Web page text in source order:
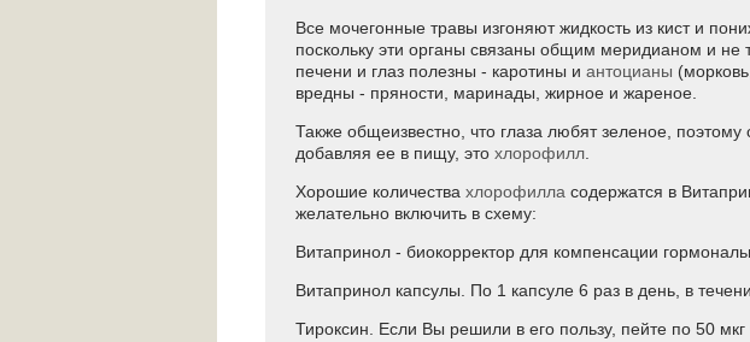
Все мочегонные травы изгоняют жидкость из кист и
поскольку эти органы связаны общим меридианом и не
печени и глаз полезны - каротины и антоцианы
вредны - пряности, маринады, жирное и жареное.
Также общеизвестно, что глаза любят зеленое,
добавляя ее в пищу, это хлорофилл
Хорошие количества хлорофилла содержатся в
желательно включить в схему:
Витапринол - биокорректор для компенсации
Витапринол капсулы. По 1 капсуле 6 раз в день, в
Тироксин. Если Вы решили в его пользу, пейте по 50